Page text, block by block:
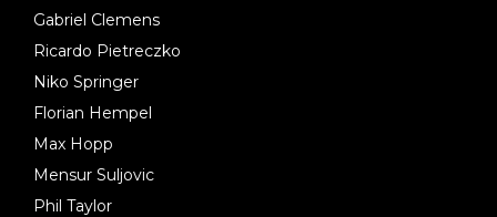
Gabriel Clemens
Ricardo Pietreczko
Niko Springer
Florian Hempel
Max Hopp
Mensur Suljovic
Phil Taylor